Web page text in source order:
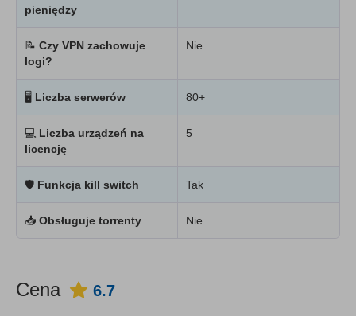
pieniędzy
📝 Czy VPN zachowuje
logi?
Nie
🖥 Liczba serwerów 80+
💻 Liczba urządzeń na
licencję
5
🛡 Funkcja kill switch Tak
📥 Obsługuje torrenty Nie
Cena 6.7